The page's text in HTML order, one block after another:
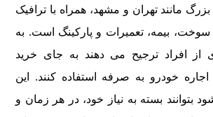
مانند تهران و مشهد، همراه با ترافیک
سوخت، بیمه، تعمیرات و پارکینگ است. به
از افراد ترجیح می دهند به جای خرید
خودرو به صرفه استفاده کنند. این
بتوانند بسته به نیاز خود، در هر زمان و